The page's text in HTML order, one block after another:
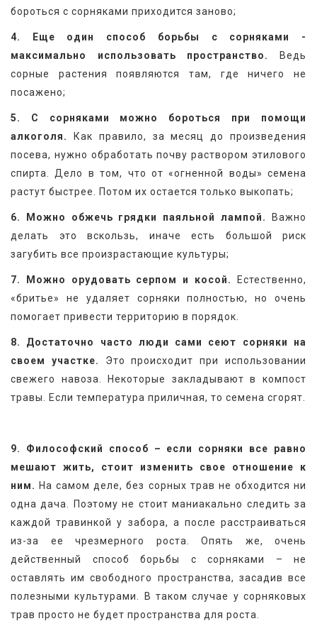
бороться с сорняками приходится заново;
4. Еще один способ борьбы с сорняками -
максимально использовать пространство.
Ведь
сорные растения появляются там, где ничего не
посажено;
5. С сорняками можно бороться при помощи
алкоголя.
Как правило, за месяц до произведения
посева, нужно обработать почву раствором этилового
спирта. Дело в том, что от «огненной воды» семена
растут быстрее. Потом их остается только выкопать;
6. Можно обжечь грядки паяльной лампой.
Важно
делать это вскользь, иначе есть большой риск
загубить все произрастающие культуры;
7. Можно орудовать серпом и косой.
Естественно,
«бритье» не удаляет сорняки полностью, но очень
помогает привести территорию в порядок.
8. Достаточно часто люди сами сеют сорняки на
своем участке.
Это происходит при использовании
свежего навоза. Некоторые закладывают в компост
травы. Если температура приличная, то семена сгорят.
9. Философский способ – если сорняки все равно
мешают жить, стоит изменить свое отношение к
ним. На самом деле, без сорных трав не обходится ни
одна дача. Поэтому не стоит маниакально следить за
каждой травинкой у забора, а после расстраиваться
из-за ее чрезмерного роста. Опять же, очень
действенный способ борьбы с сорняками – не
оставлять им свободного пространства, засадив все
полезными культурами. В таком случае у сорняковых
трав просто не будет пространства для роста.